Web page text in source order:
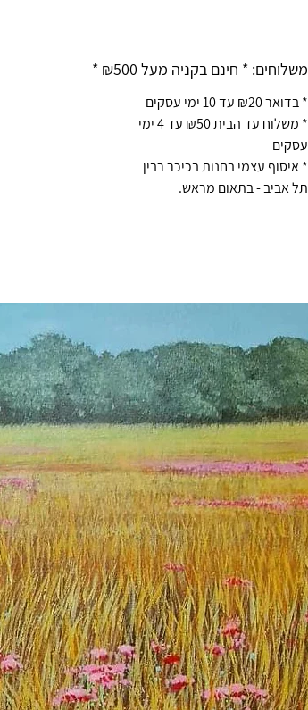
משלוחים: * חינם בקניה מעל ₪500 *
* בדואר ₪20 עד 10 ימי עסקים
* משלוח עד הבית ₪50 עד 4 ימי
עסקים
* איסוף עצמי בחנות בכיכר רבין
תל אביב - בתאום מראש.